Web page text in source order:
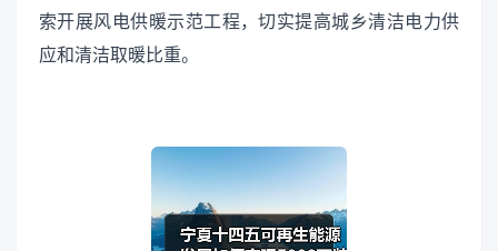
索开展风电供暖示范工程，切实提高城乡清洁电力供
应和清洁取暖比重。